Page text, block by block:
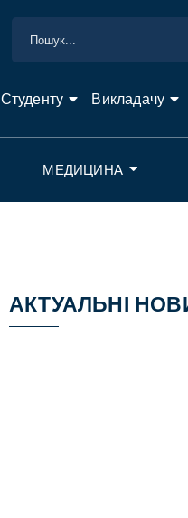
Студенту Викладачу
МЕДИЦИНА
АКТУАЛЬНІ